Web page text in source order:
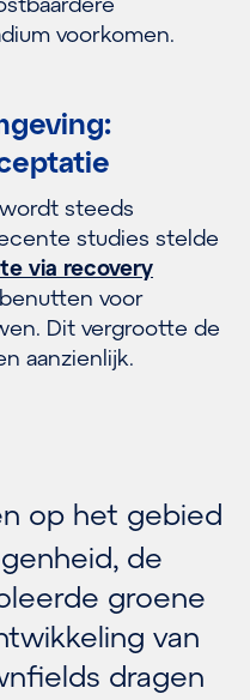
voorkomen.
steeds
studies stelde
via recovery
voor
Dit vergrootte de
aanzienlijk.
op het gebied
de
groene
van
dragen